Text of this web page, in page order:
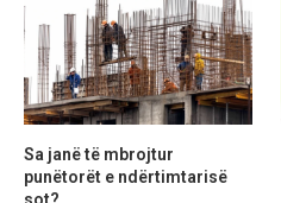
Sa janë të mbrojtur
punëtorët e ndërtimtarisë